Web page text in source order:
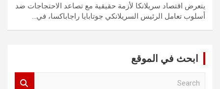
يتعرض اقتصاد سريلانكا لأزمة حقيقية مع تصاعد الاحتجاجات ضد
أسلوب تعامل الرئيس السريلانكي جوتابايا راجاباكسا، في…
ابحث في الموقع